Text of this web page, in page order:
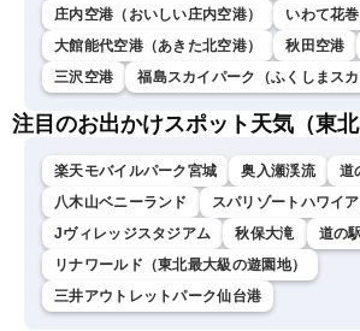
庄内空港（おいしい庄内空港）
いわて花
大館能代空港（あきた北空港）
秋田空港
三沢空港
福島スカイパーク（ふくしまスカ
注目のお出かけスポット天気（東北
楽天モバイルパーク宮城 奥入瀬渓流
道
八木山ベニーランド
スパリゾートハワイ
Jヴィレッジスタジアム
秋保大滝
道の
リナワールド（東北最大級の遊園地）
三井アウトレットパーク仙台港